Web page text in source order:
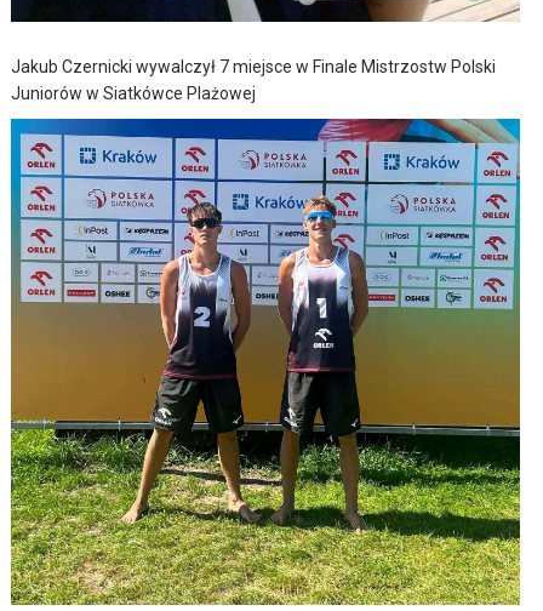
Jakub Czernicki wywalczył 7 miejsce w Finale Mistrzostw Polski
Juniorów w Siatkówce Plażowej